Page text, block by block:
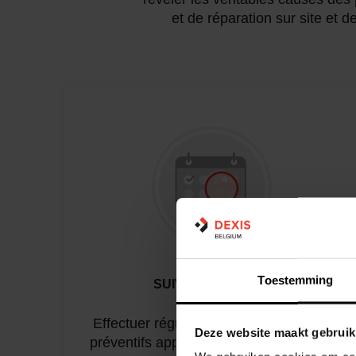
Toestemming
Deze website maakt
et de réparation sur site et
SUIVI PÉRIODIQUE
Effectuer régulièrement des contrôles
préventifs approfondis à intervalle fixe.